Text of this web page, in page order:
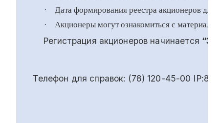
·
Дата формирования реестра акционеров для
·
Акционеры могут ознакомиться с
Регистрация акционеров начинается
Телефон для справок: (78) 120-45-00 IP:85-